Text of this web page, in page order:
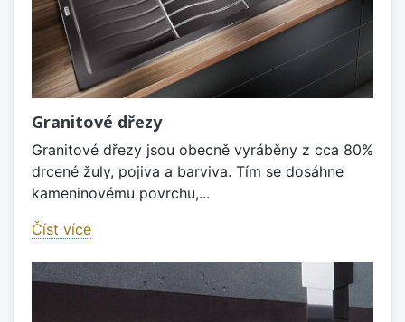
Granitové dřezy
Granitové dřezy jsou obecně vyráběny z cca 80%
drcené žuly, pojiva a barviva. Tím se dosáhne
kameninovému povrchu,...
Číst více